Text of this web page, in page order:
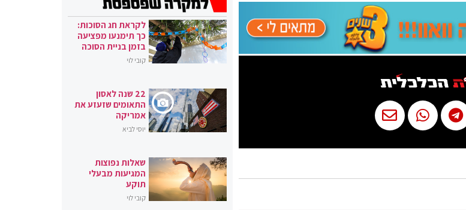
לקראת חג הסוכות:
כך תימנעו מפציעה
בזמן בניית הסוכה
קובי לוי
22 שנה לאסון
התאומים שזעזע את
אמריקה
יוסי לביא
שאלות נפוצות
המגיעות מבעלי
תוקע
קובי לוי